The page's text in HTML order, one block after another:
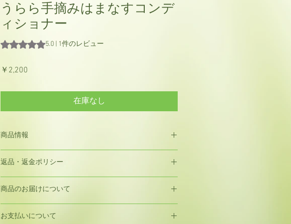
うらら手摘みはまなすコンデ
ィショナー
評価は1件のレビューに基づき、5つ星中5.0です。
5.0 | 1件のレビュー
￥2,200
在庫なし
商品情報
コンディショナー成分：水、ハマナス花水、オリーブ
油、セタノール、ステアリルアルコール、マカデミアナ
ッツ油、1,2-ヘキサンジオール、ステアロキシプロピル
リリルグリコール
返品・返金ポリシー
しておりません。但し、当ショップの都合による商品不
良品、破損の場合、商品到着7日以内に当ショップまで
ご連絡ください。ご連絡後、送料は当ショップの負担で
商品のお届けについて
ご入金確認後、１週間以内のお届けをいたします。
お支払いについて